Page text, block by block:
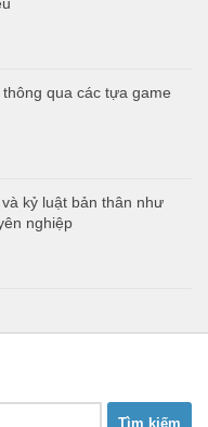
qua các tựa game
kỷ luật bản thân như
nghiệp